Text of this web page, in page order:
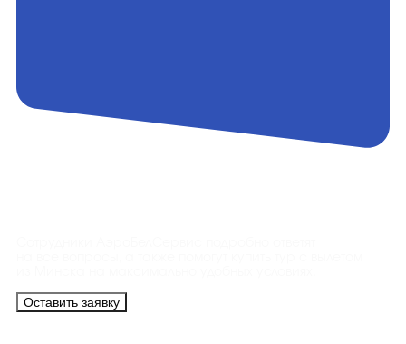
Оставить заявку